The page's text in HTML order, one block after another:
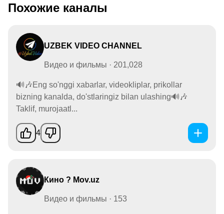
Похожие каналы
UZBEK VIDEO CHANNEL
Видео и фильмы · 201,028
🔊🎶Eng so'nggi xabarlar, videokliplar, prikollar
bizning kanalda, do'stlaringiz bilan ulashing🔊🎶
Taklif, murojaatl...
4
Кино ? Mov.uz
Видео и фильмы · 153